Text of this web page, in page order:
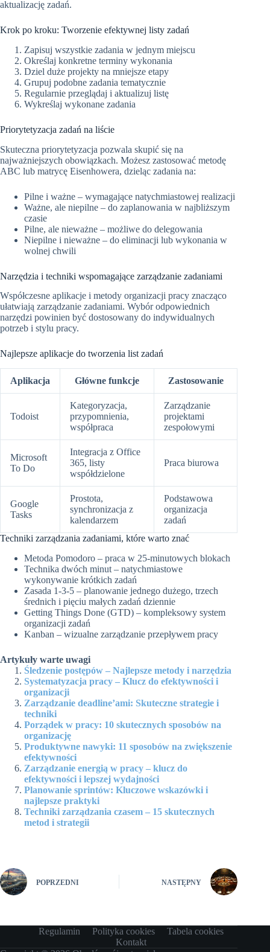
aktualizację zadań.
Krok po kroku: Tworzenie efektywnej listy zadań
Zapisuj wszystkie zadania w jednym miejscu
Określaj konkretne terminy wykonania
Dziel duże projekty na mniejsze etapy
Grupuj podobne zadania tematycznie
Regularnie przeglądaj i aktualizuj listę
Wykreślaj wykonane zadania
Priorytetyzacja zadań na liście
Skuteczna priorytetyzacja pozwala skupić się na
najważniejszych obowiązkach. Możesz zastosować metodę
ABC lub matrycę Eisenhowera, dzieląc zadania na:
Pilne i ważne – wymagające natychmiastowej realizacji
Ważne, ale niepilne – do zaplanowania w najbliższym
czasie
Pilne, ale nieważne – możliwe do delegowania
Niepilne i nieważne – do eliminacji lub wykonania w
wolnej chwili
Narzędzia i techniki wspomagające zarządzanie zadaniami
Współczesne aplikacje i metody organizacji pracy znacząco
ułatwiają zarządzanie zadaniami. Wybór odpowiednich
narzędzi powinien być dostosowany do indywidualnych
potrzeb i stylu pracy.
Najlepsze aplikacje do tworzenia list zadań
Aplikacja Główne funkcje Zastosowanie
Todoist
Kategoryzacja,
przypomnienia,
współpraca
Zarządzanie
projektami
zespołowymi
Microsoft
To Do
Integracja z Office
365, listy
współdzielone
Praca biurowa
Google
Tasks
Prostota,
synchronizacja z
kalendarzem
Podstawowa
organizacja
zadań
Techniki zarządzania zadaniami, które warto znać
Metoda Pomodoro – praca w 25-minutowych blokach
Technika dwóch minut – natychmiastowe
wykonywanie krótkich zadań
Zasada 1-3-5 – planowanie jednego dużego, trzech
średnich i pięciu małych zadań dziennie
Getting Things Done (GTD) – kompleksowy system
organizacji zadań
Kanban – wizualne zarządzanie przepływem pracy
Artykuły warte uwagi
Śledzenie postępów – Najlepsze metody i narzędzia
Systematyzacja pracy – Klucz do efektywności i
organizacji
Zarządzanie deadline’ami: Skuteczne strategie i
techniki
Porządek w pracy: 10 skutecznych sposobów na
organizację
Produktywne nawyki: 11 sposobów na zwiększenie
efektywności
Zarządzanie energią w pracy – klucz do
efektywności i lepszej wydajności
Planowanie sprintów: Kluczowe wskazówki i
najlepsze praktyki
Techniki zarządzania czasem – 15 skutecznych
metod i strategii
POPRZEDNI NASTĘPNY
Regulamin Polityka cookies
Tabela cookies
Kontakt